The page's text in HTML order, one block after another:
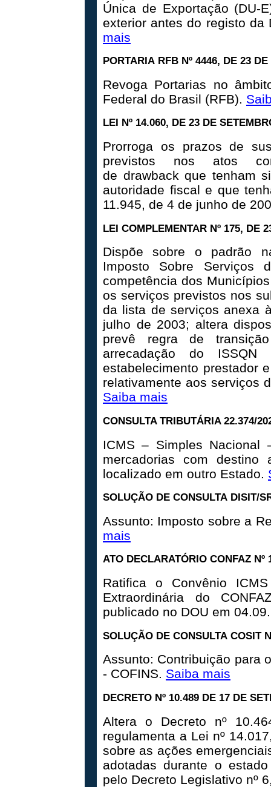
Única de Exportação (DU-
exterior antes do registo
mais
PORTARIA RFB Nº 4446, DE 23
Revoga Portarias no
Federal do Brasil (RFB).
LEI Nº 14.060, DE 23 DE
Prorroga os prazos de
previstos nos atos
de drawback que tenham
autoridade fiscal e que
11.945, de 4 de junho de
LEI COMPLEMENTAR Nº 175, DE
Dispõe sobre o padrão
Imposto Sobre Serviços
competência dos
os serviços previstos nos
da lista de serviços anexa
julho de 2003; altera
prevê regra de
arrecadação do
estabelecimento prestador
relativamente aos serviços
Saiba mais
CONSULTA TRIBUTÁRIA 22.374/
ICMS – Simples Nacional
mercadorias com destino
localizado em outro Estado.
SOLUÇÃO DE CONSULTA DISIT/
Assunto: Imposto sobre a
mais
ATO DECLARATÓRIO CONFAZ
Ratifica o Convênio
Extraordinária do
publicado no DOU em
SOLUÇÃO DE CONSULTA COSIT
Assunto: Contribuição para
- COFINS. Saiba mais
DECRETO Nº 10.489 DE 17 DE
Altera o Decreto nº
regulamenta a Lei nº
sobre as ações
adotadas durante o
pelo Decreto Legislativo nº